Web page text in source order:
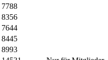
7788
8356
7644
8445
8993